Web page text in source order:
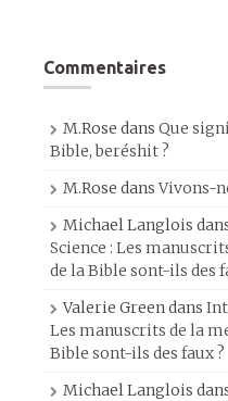
Commentaires
M.Rose dans Que
Bible, beréshit ?
M.Rose dansVivons-
Michael Langlois
Science : Les
de la Bible sont-ils des
Valerie Greendans
Les manuscrits de la
Bible sont-ils des faux ?
Michael Langlois